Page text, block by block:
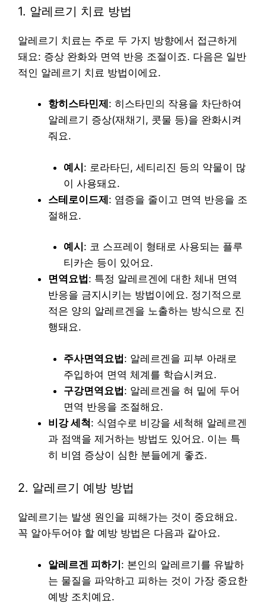
1. 알레르기 치료 방법
알레르기 치료는 주로 두 가지 방향에서 접근하게
돼요: 증상 완화와 면역 반응 조절이죠. 다음은 일반
적인 알레르기 치료 방법이에요.
항히스타민제 : 히스타민의 작용을 차단하여
알레르기 증상(재채기, 콧물 등)을 완화시켜
줘요.
예시: 로라타딘, 세티리진 등의 약물이 많
이 사용돼요.
스테로이드제: 염증을 줄이고 면역 반응을 조
절해요.
예시 : 코 스프레이 형태로 사용되는 플루
티카손 등이 있어요.
면역요법 : 특정 알레르겐에 대한 체내 면역
반응을 금지시키는 방법이에요. 정기적으로
적은 양의 알레르겐을 노출하는 방식으로 진
행돼요.
주사면역요법: 알레르겐을 피부 아래로
주입하여 면역 체계를 학습시켜요.
구강면역요법: 알레르겐을 혀 밑에 두어
면역 반응을 조절해요.
비강 세척: 식염수로 비강을 세척해 알레르겐
과 점액을 제거하는 방법도 있어요. 이는 특
히 비염 증상이 심한 분들에게 좋죠.
2. 알레르기 예방 방법
알레르기는 발생 원인을 피해가는 것이 중요해요.
꼭 알아두어야 할 예방 방법은 다음과 같아요.
알레르겐 피하기: 본인의 알레르기를 유발하
는 물질을 파악하고 피하는 것이 가장 중요한
예방 조치예요.